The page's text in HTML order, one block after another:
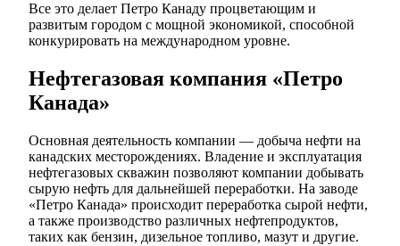
Все это делает Петро Канаду процветающим и
развитым городом с мощной экономикой, способной
конкурировать на международном уровне.
Нефтегазовая компания «Петро
Канада»
Основная деятельность компании — добыча нефти на
канадских месторождениях. Владение и эксплуатация
нефтегазовых скважин позволяют компании добывать
сырую нефть для дальнейшей переработки. На заводе
«Петро Канада» происходит переработка сырой нефти,
а также производство различных нефтепродуктов,
таких как бензин, дизельное топливо, мазут и другие.